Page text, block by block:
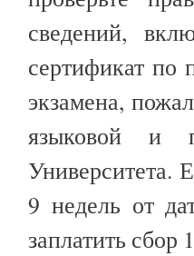
сведений,
сертификат по
экзамена,
языковой и
Университета.
9 недель от
заплатить сбор